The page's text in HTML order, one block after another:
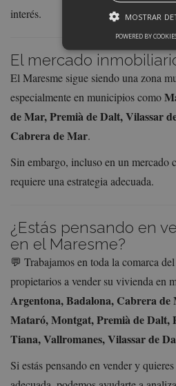
interés.
El mercado
El Maresme sigue siendo una zona
especialmente en municipios como
de Mar, Premià de Dalt, Vilassar
Cabrera de Mar.
Sin embargo, incluso en un mercado
requiere una estrategia adecuada.
¿Estás pensando en
en el Maresme?
💬 Trabajamos en toda la comarca del
propietarios a vender su vivienda en
Argentona, Badalona, Cabrera
Mataró, Montgat, Premià de Dalt,
Tiana, Vallromanes, Vilassar de
Si estás pensando en vender y
MOSTRAR
POWERED BY